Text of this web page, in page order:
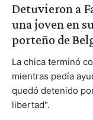
Detuvieron a
una joven en
porteño de
La chica terminó
mientras pedía
quedó detenido
libertad".